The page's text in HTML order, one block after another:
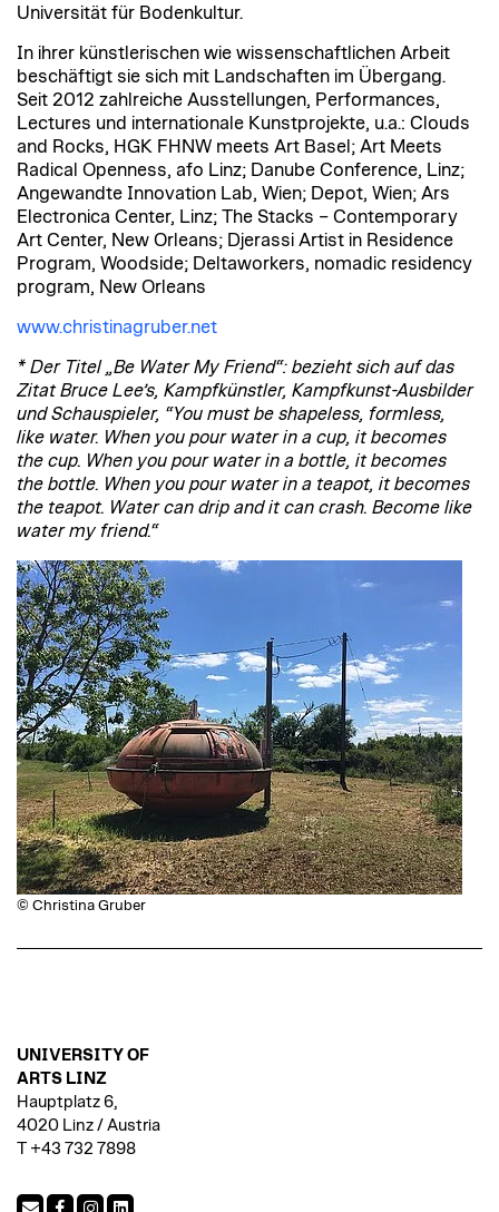
Universität für Bodenkultur.
In ihrer künstlerischen wie wissenschaftlichen Arbeit
beschäftigt sie sich mit Landschaften im Übergang.
Seit 2012 zahlreiche Ausstellungen, Performances,
Lectures und internationale Kunstprojekte, u.a.: Clouds
and Rocks, HGK FHNW meets Art Basel; Art Meets
Radical Openness, afo Linz; Danube Conference, Linz;
Angewandte Innovation Lab, Wien; Depot, Wien; Ars
Electronica Center, Linz; The Stacks – Contemporary
Art Center, New Orleans; Djerassi Artist in Residence
Program, Woodside; Deltaworkers, nomadic residency
program, New Orleans
www.christinagruber.net
* Der Titel „Be Water My Friend“: bezieht sich auf das
Zitat Bruce Lee’s, Kampfkünstler, Kampfkunst-Ausbilder
und Schauspieler, “You must be shapeless, formless,
like water. When you pour water in a cup, it becomes
the cup. When you pour water in a bottle, it becomes
the bottle. When you pour water in a teapot, it becomes
the teapot. Water can drip and it can crash. Become like
water my friend.“
© Christina Gruber
UNIVERSITY OF
ARTS LINZ
Hauptplatz 6,
4020 Linz / Austria
T +43 732 7898